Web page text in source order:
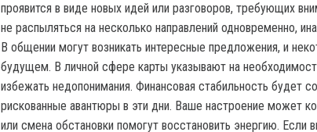
проявится в виде новых идей или разговоров, требующих
не распыляться на несколько направлений одновременно,
В общении могут возникать интересные предложения, и
будущем. В личной сфере карты указывают на
избежать недопонимания. Финансовая стабильность будет
рискованные авантюры в эти дни. Ваше настроение может
или смена обстановки помогут восстановить энергию. Если